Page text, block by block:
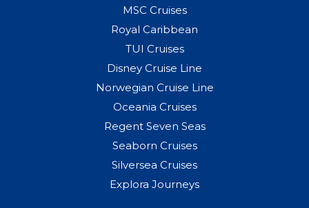
MSC Cruises
Royal Caribbean
TUI Cruises
Disney Cruise Line
Norwegian Cruise Line
Oceania Cruises
Regent Seven Seas
Seaborn Cruises
Silversea Cruises
Explora Journeys